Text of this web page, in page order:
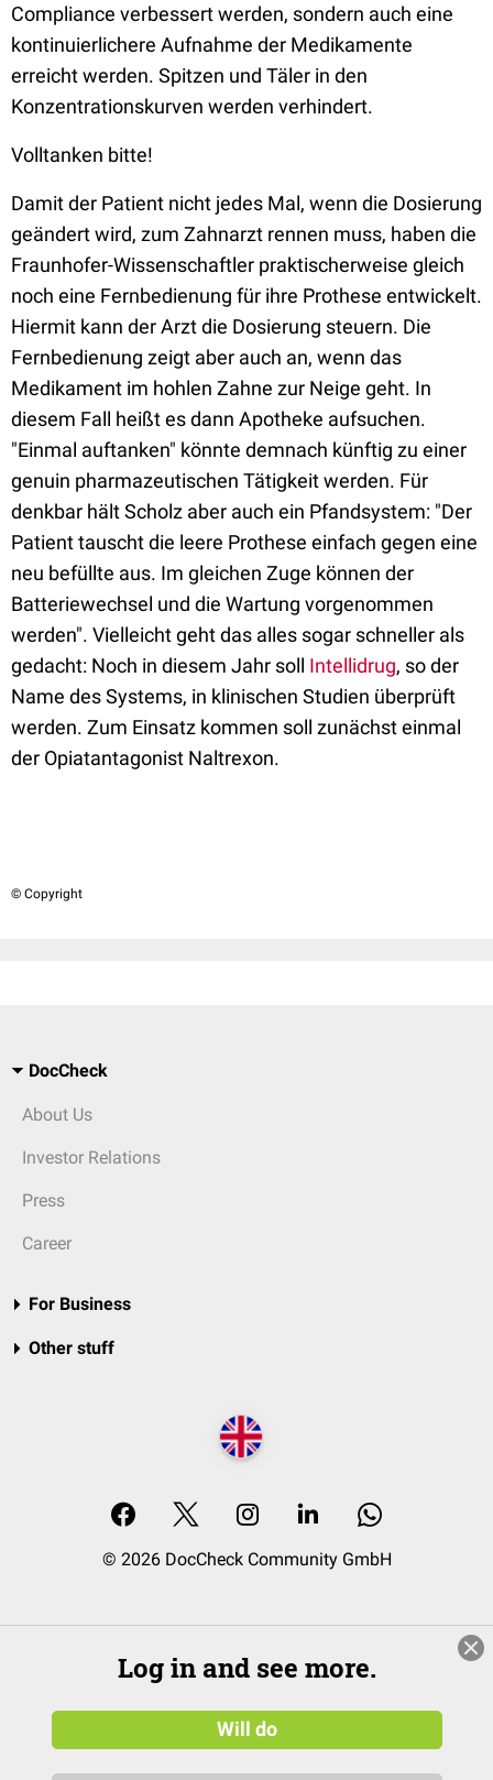
Compliance verbessert werden, sondern auch eine
kontinuierlichere Aufnahme der Medikamente
erreicht werden. Spitzen und Täler in den
Konzentrationskurven werden verhindert.
Volltanken bitte!
Damit der Patient nicht jedes Mal, wenn die Dosierung
geändert wird, zum Zahnarzt rennen muss, haben die
Fraunhofer-Wissenschaftler praktischerweise gleich
noch eine Fernbedienung für ihre Prothese entwickelt.
Hiermit kann der Arzt die Dosierung steuern. Die
Fernbedienung zeigt aber auch an, wenn das
Medikament im hohlen Zahne zur Neige geht. In
diesem Fall heißt es dann Apotheke aufsuchen.
"Einmal auftanken" könnte demnach künftig zu einer
genuin pharmazeutischen Tätigkeit werden. Für
denkbar hält Scholz aber auch ein Pfandsystem: "Der
Patient tauscht die leere Prothese einfach gegen eine
neu befüllte aus. Im gleichen Zuge können der
Batteriewechsel und die Wartung vorgenommen
werden". Vielleicht geht das alles sogar schneller als
gedacht: Noch in diesem Jahr soll Intellidrug, so der
Name des Systems, in klinischen Studien überprüft
werden. Zum Einsatz kommen soll zunächst einmal
der Opiatantagonist Naltrexon.
© Copyright
DocCheck
About Us
Investor Relations
Press
Career
For Business
Other stuff
© 2026 DocCheck Community GmbH
Log in and see more.
Will do